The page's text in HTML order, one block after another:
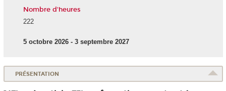
Nombre d'heures
222
5 octobre 2026 - 3 septembre 2027
PRÉSENTATION